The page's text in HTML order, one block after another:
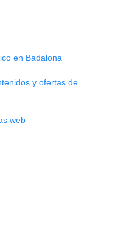
en Badalona
y ofertas de
web